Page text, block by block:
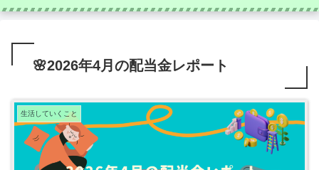
🌸2026年4月の配当金レポート
生活していくこと